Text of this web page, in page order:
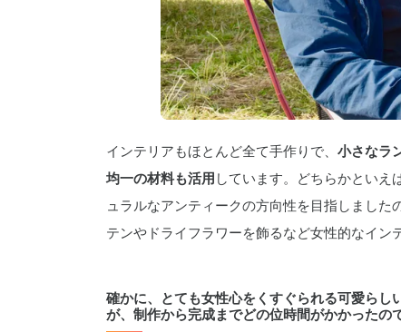
インテリアもほとんど全て手作りで、 小さなラ
均一の材料も活用 しています。どちらかといえ
ュラルなアンティークの方向性を目指しまし
テンやドライフラワーを飾るなど女性的なイン
確かに、とても女性心をくすぐられる可愛らし
が、制作から完成までどの位時間がかかったの